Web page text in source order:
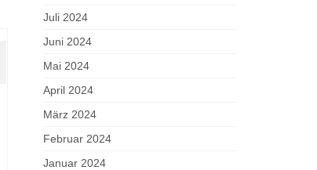
Juli 2024
Juni 2024
Mai 2024
April 2024
März 2024
Februar 2024
Januar 2024